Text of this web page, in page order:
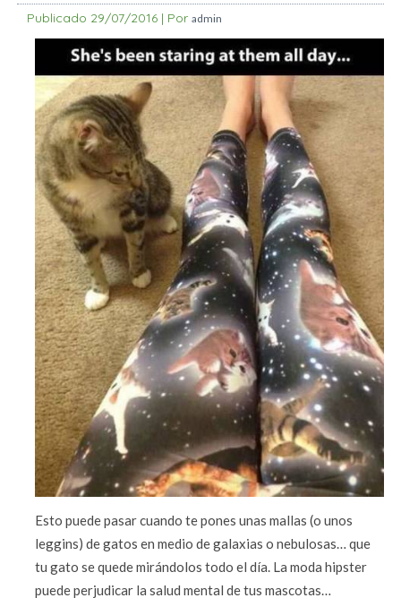
Publicado 29/07/2016 | Por admin
Esto puede pasar cuando te pones unas mallas (o unos
leggins) de gatos en medio de galaxias o nebulosas… que
tu gato se quede mirándolos todo el día. La moda hipster
puede perjudicar la salud mental de tus mascotas…